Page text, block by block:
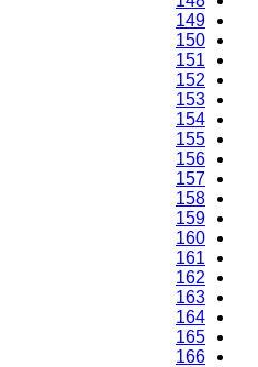
149
150
151
152
153
154
155
156
157
158
159
160
161
162
163
164
165
166